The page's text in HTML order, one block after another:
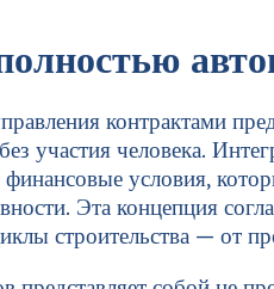
контрактами
участия человека.
условия,
Эта концепция
строительства — от